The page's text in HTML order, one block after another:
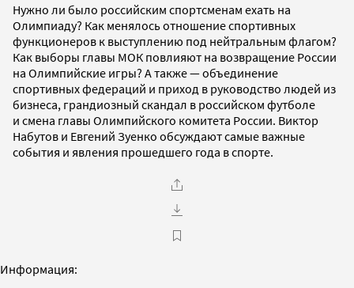
Нужно ли было российским спортсменам ехать на
Олимпиаду? Как менялось отношение спортивных
функционеров к выступлению под нейтральным флагом?
Как выборы главы МОК повлияют на возвращение России
на Олимпийские игры? А также — объединение
спортивных федераций и приход в руководство людей из
бизнеса, грандиозный скандал в российском футболе
и смена главы Олимпийского комитета России. Виктор
Набутов и Евгений Зуенко обсуждают самые важные
события и явления прошедшего года в спорте.
Информация: